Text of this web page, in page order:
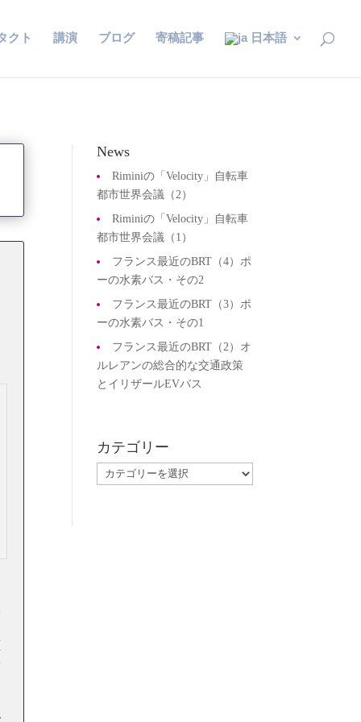
クト 講演 ブログ 寄稿記事 日本語
News
Riminiの「Velocity」自転車
都市世界会議（2）
Riminiの「Velocity」自転車
都市世界会議（1）
フランス最近のBRT（4）ポ
ーの水素バス・その2
フランス最近のBRT（3）ポ
ーの水素バス・その1
フランス最近のBRT（2）オ
ルレアンの総合的な交通政策
とイリザールEVバス
カテゴリー
カ